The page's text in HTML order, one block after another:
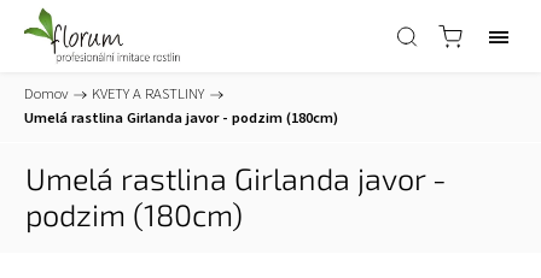
Domov / KVETY A RASTLINY /
Umelá rastlina Girlanda javor - podzim (180cm)
Umelá rastlina Girlanda javor -
podzim (180cm)